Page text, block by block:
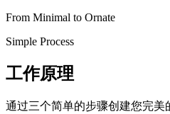
From Minimal to Ornate
Simple Process
工作原理
通过三个简单的步骤创建您完美